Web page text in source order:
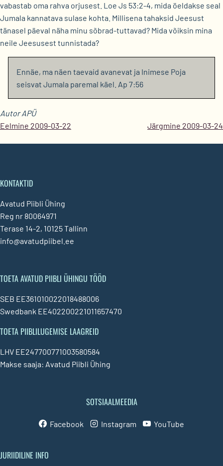
vabastab oma rahva orjusest. Loe Js 53:2-4, mida öeldakse seal
Jumala kannatava sulase kohta. Millisena tahaksid Jeesust
tänasel päeval näha minu sõbrad-tuttavad? Mida võiksin mina
neile Jeesusest tunnistada?
Ennäe, ma näen taevaid avanevat ja Inimese Poja
seisvat Jumala paremal käel. Ap 7:56
Autor APÜ
Eelmine 2009-03-22
Järgmine 2009-03-24
KONTAKTID
Avatud Piibli Ühing
Reg nr 80064971
Terase 14-2, 10125 Tallinn
info@avatudpiibel.ee
TOETA AVATUD PIIBLI ÜHINGU TÖÖD
SEB EE361010022018488006
Swedbank EE402200221011657470
TOETA PIIBLILUGEMISE LAAGREID
LHV EE247700771003580584
Makse saaja: Avatud Piibli Ühing
SOTSIAALMEEDIA
Facebook Instagram YouTube
JURIIDILINE INFO